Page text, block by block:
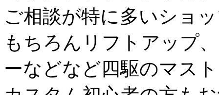
ご相談が特に多いショ
もちろんリフトアップ
ーなどなど四駆のマス